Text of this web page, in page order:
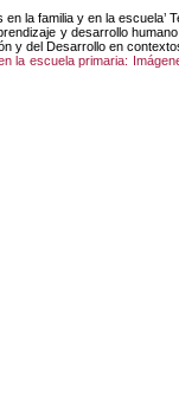
la familia y en la escuela’
y desarrollo
y del Desarrollo en
la escuela primaria: